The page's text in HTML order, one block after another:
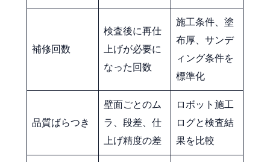
補修回数
検査後に再仕
上げが必要に
なった回数
施工条件、塗
布厚、サンデ
ィング条件を
標準化
品質ばらつき
壁面ごとのム
ラ、段差、仕
上げ精度の差
ロボット施工
ログと検査結
果を比較